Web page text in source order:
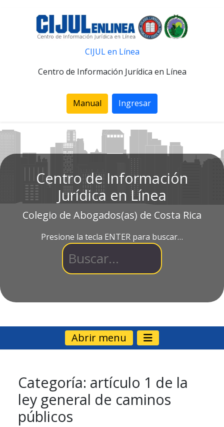
CIJUL en Línea
Centro de Información Jurídica en Línea
Manual Ingresar
Centro de Información
Jurídica en Línea
Colegio de Abogados(as) de Costa Rica
Presione la tecla ENTER para buscar…
Abrir menu
Categoría: artículo 1 de la
ley general de caminos
públicos